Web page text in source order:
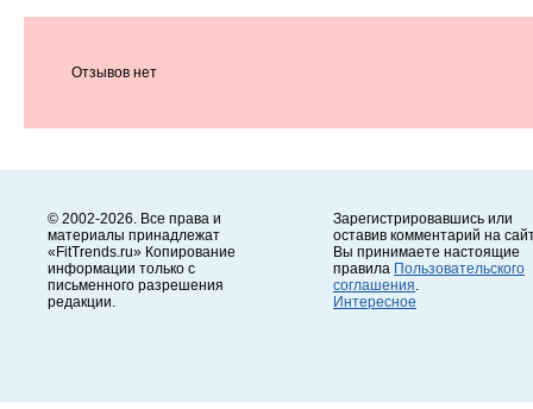
Отзывов нет
© 2002-2026. Все права и
материалы принадлежат
«FitTrends.ru» Копирование
информации только с
письменного разрешения
редакции.
Зарегистрировавшись или
оставив комментарий на
Вы принимаете настоящие
правила Пользовательского
соглашения
Интересное